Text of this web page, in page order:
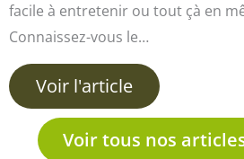
facile à entretenir ou tout çà en
Connaissez-vous le…
Voir l'article
Voir tous nos